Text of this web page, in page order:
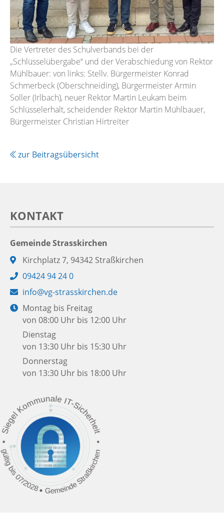
Die Vertreter des Schulverbands bei der
„Schlüsselübergabe“ und der Verabschiedung von Rektor
Mühlbauer: von links: Stellv. Bürgermeister Konrad
Schmerbeck (Oberschneiding), Bürgermeister Armin
Soller (Irlbach), neuer Rektor Martin Leukam beim
Schlüsselerhalt, scheidender Rektor Martin Mühlbauer,
Bürgermeister Christian Hirtreiter
zur Beitragsübersicht
KONTAKT
Gemeinde Strasskirchen
Adresse:
Kirchplatz 7, 94342 Straßkirchen
Telefon:
09424 94 24 0
E-
Mail:
info@vg-strasskirchen.de
Öffnungszeiten:
Montag bis Freitag
von 08:00 Uhr bis 12:00 Uhr
Dienstag
von 13:30 Uhr bis 15:30 Uhr
Donnerstag
von 13:30 Uhr bis 18:00 Uhr